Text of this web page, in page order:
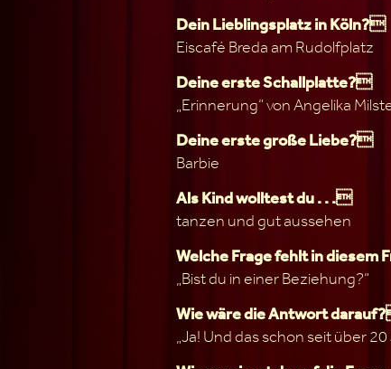
Dein Lieblingsplatz in Köln?
Eiscafé Breda am Rudolfplatz
Deine erste Schallplatte?
„Erinnerung“ von Angelika
Deine erste große Liebe?
Barbie
Als Kind wolltest du . . .
tanzen und gut aussehen
Welche Frage fehlt in diesem
„Bist du in einer Beziehung?“
Wie wäre die Antwort
„Ja! Und das schon seit über 20